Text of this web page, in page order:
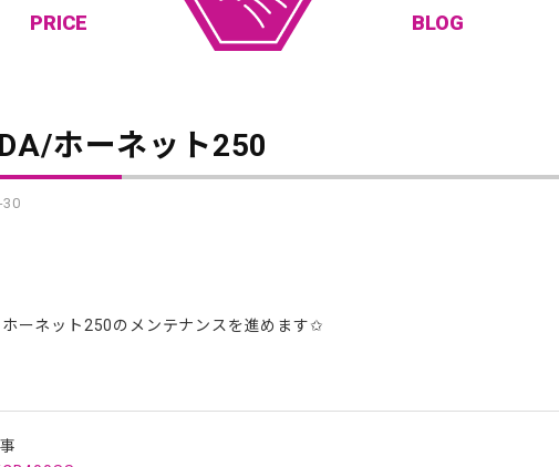
PRICE BLOG
ホーネット250
30
ホーネット250のメンテナンスを進めます✩